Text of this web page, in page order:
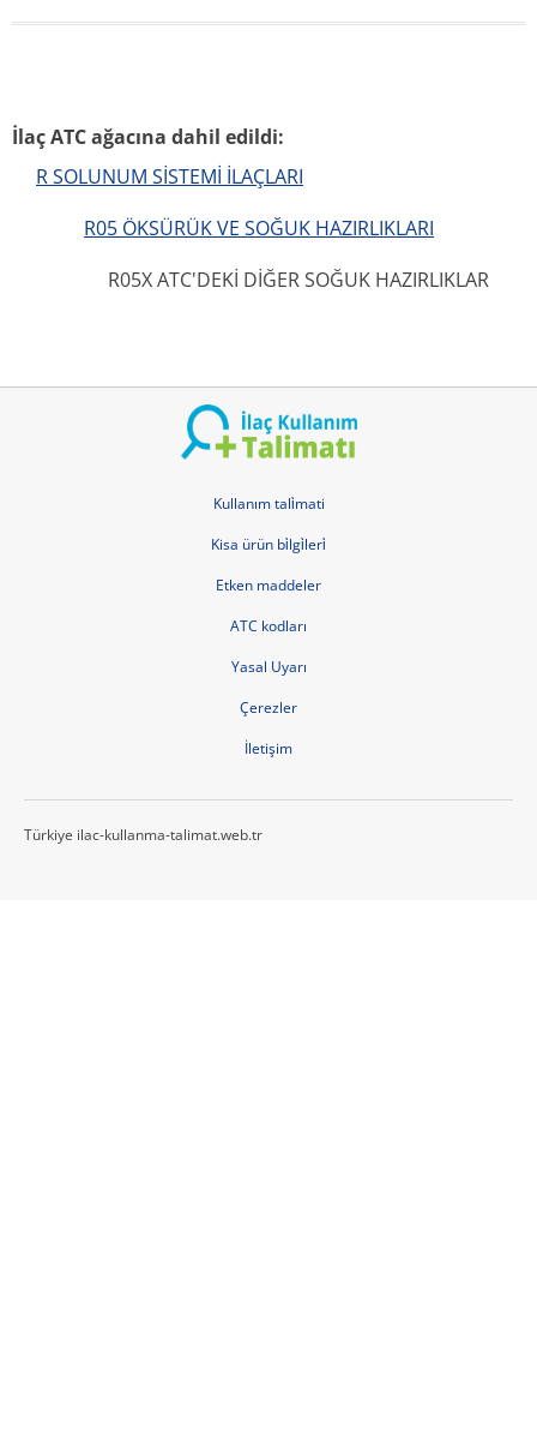
İlaç ATC ağacına dahil edildi:
R SOLUNUM SİSTEMİ İLAÇLARI
R05 ÖKSÜRÜK VE SOĞUK HAZIRLIKLARI
R05X ATC'DEKİ DİĞER SOĞUK HAZIRLIKLAR
Kullanım tali̇mati
Kisa ürün bi̇lgi̇leri̇
Etken maddeler
ATC kodları
Yasal Uyarı
Çerezler
İletişim
Türkiye ilac-kullanma-talimat.web.tr